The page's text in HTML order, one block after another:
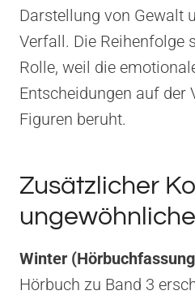
Darstellung von Gewalt
Verfall. Die Reihenfolge
Rolle, weil die
Entscheidungen auf der
Figuren beruht.
Zusätzlicher
Winter
Hörbuch zu Band 3